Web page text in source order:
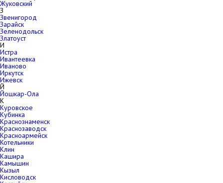
Жуковский
З
Звенигород
Зарайск
Зеленодольск
Златоуст
И
Истра
Ивантеевка
Иваново
Иркутск
Ижевск
Й
Йошкар-Ола
К
Куровское
Кубинка
Краснознаменск
Краснозаводск
Красноармейск
Котельники
Клин
Кашира
Камышин
Кызыл
Кисловодск